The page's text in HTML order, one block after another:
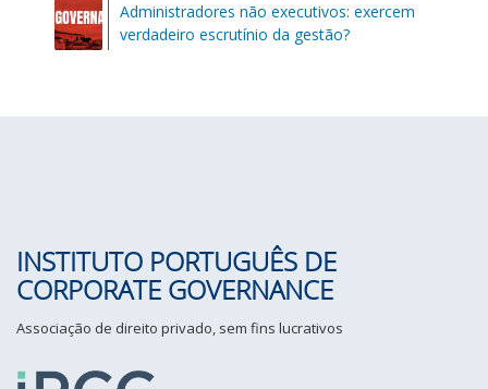
Administradores não executivos: exercem
verdadeiro escrutínio da gestão?
INSTITUTO PORTUGUÊS DE
CORPORATE GOVERNANCE
Associação de direito privado, sem fins lucrativos